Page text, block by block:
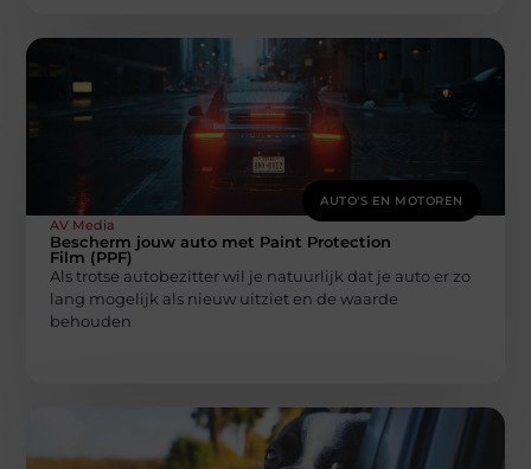
AUTO'S EN MOTOREN
AV Media
Bescherm jouw auto met Paint Protection
Film (PPF)
Als trotse autobezitter wil je natuurlijk dat je auto er zo
lang mogelijk als nieuw uitziet en de waarde
behouden